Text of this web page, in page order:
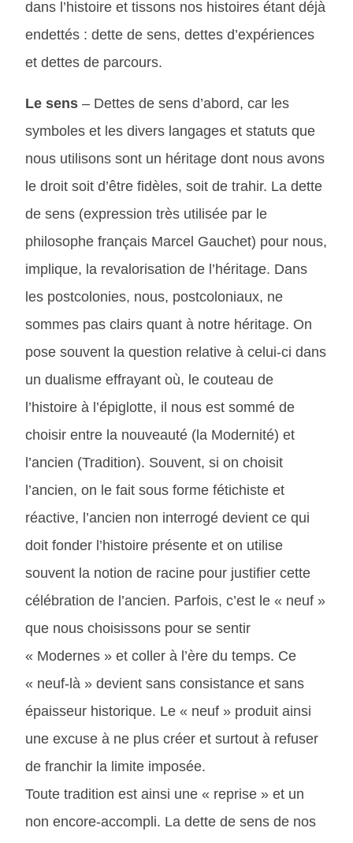
dans l’histoire et tissons nos histoires étant déjà
endettés : dette de sens, dettes d’expériences
et dettes de parcours.
Le sens – Dettes de sens d’abord, car les
symboles et les divers langages et statuts que
nous utilisons sont un héritage dont nous avons
le droit soit d’être fidèles, soit de trahir. La dette
de sens (expression très utilisée par le
philosophe français Marcel Gauchet) pour nous,
implique, la revalorisation de l’héritage. Dans
les postcolonies, nous, postcoloniaux, ne
sommes pas clairs quant à notre héritage. On
pose souvent la question relative à celui-ci dans
un dualisme effrayant où, le couteau de
l’histoire à l’épiglotte, il nous est sommé de
choisir entre la nouveauté (la Modernité) et
l’ancien (Tradition). Souvent, si on choisit
l’ancien, on le fait sous forme fétichiste et
réactive, l’ancien non interrogé devient ce qui
doit fonder l’histoire présente et on utilise
souvent la notion de racine pour justifier cette
célébration de l’ancien. Parfois, c’est le « neuf »
que nous choisissons pour se sentir
« Modernes » et coller à l’ère du temps. Ce
« neuf-là » devient sans consistance et sans
épaisseur historique. Le « neuf » produit ainsi
une excuse à ne plus créer et surtout à refuser
de franchir la limite imposée.
Toute tradition est ainsi une « reprise » et un
non encore-accompli. La dette de sens de nos